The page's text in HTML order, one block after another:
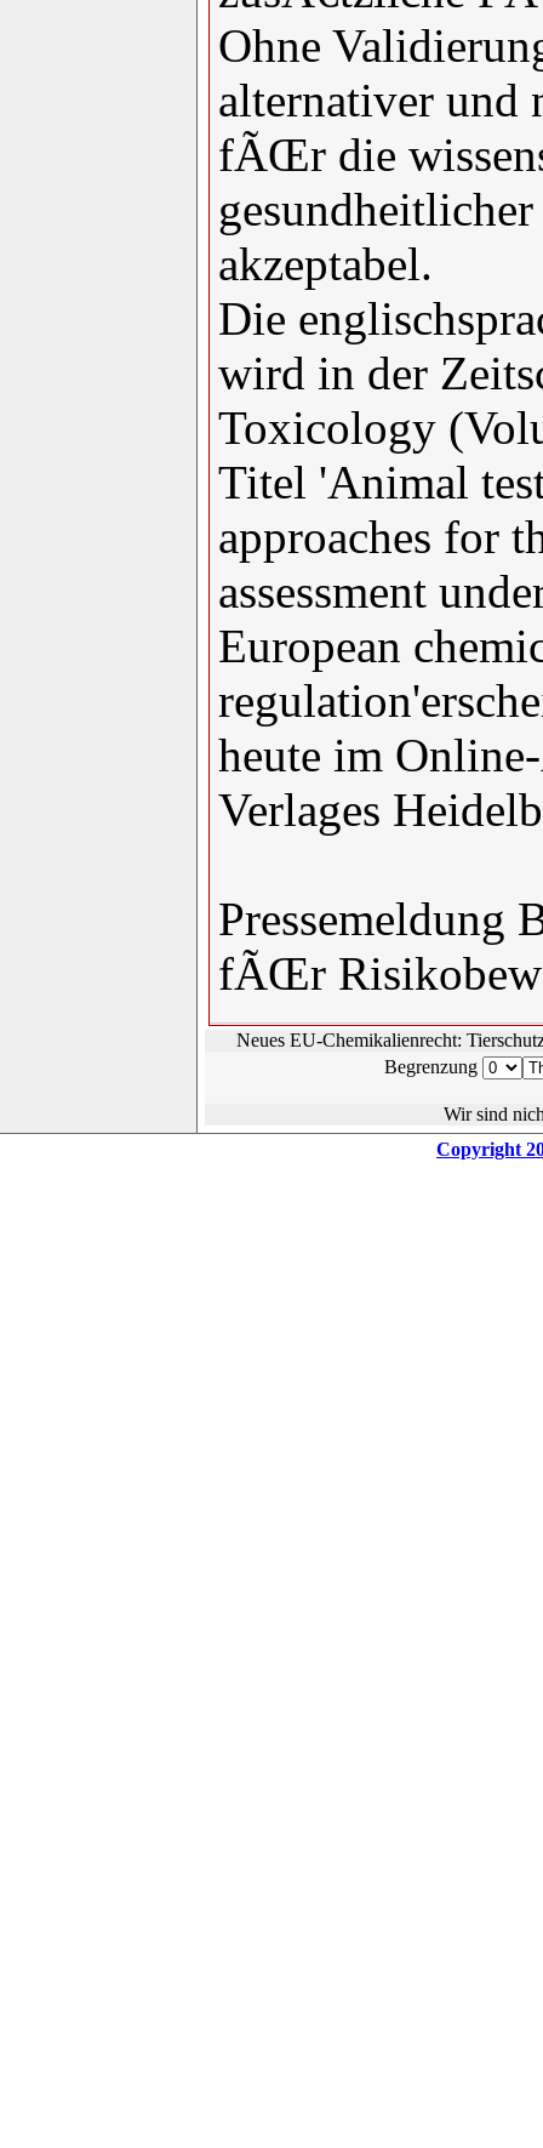
Ohne
alternativer und
fÃŒr die
akzeptabel.
Die
wird in der
Toxicology
Titel 'Animal
approaches for
assessment
European
heute im
Verlages
Pressemeldung
fÃŒr
Neues EU-Chemikalienrecht:
Begrenzung
Wir sind
Copyright